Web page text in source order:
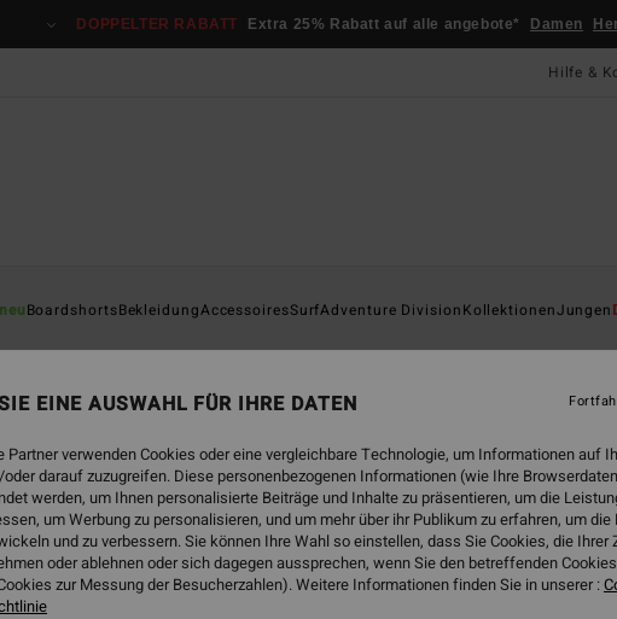
DOPPELTER RABATT Extra 25% Rabatt auf alle angebote* Damen
Hilfe &
BoardshortsBekleidungAccessoiresSurfAdventure DivisionKollektionenJungen
25,95
SALE
EINE AUSWAHL FÜR IHRE DATEN
Partner verwenden Cookies oder eine vergleichbare Technologie, um Informationen auf
darauf zuzugreifen. Diese personenbezogenen Informationen (wie Ihre
werden, um Ihnen personalisierte Beiträge und Inhalte zu präsentieren, um die
um Werbung zu personalisieren, und um mehr über ihr Publikum zu erfahren, um
und zu verbessern. Sie können Ihre Wahl so einstellen, dass Sie Cookies, die Ihrer
oder ablehnen oder sich dagegen aussprechen, wenn Sie den betreffenden
zur Messung der Besucherzahlen). Weitere Informationen finden Sie in unserer :